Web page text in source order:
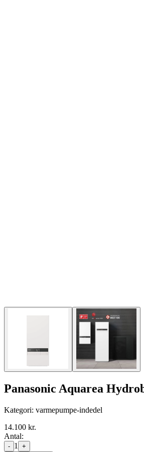
Panasonic Aquarea
Kategori: varmepumpe-indedel
14.100 kr.
Antal:
- 1
+